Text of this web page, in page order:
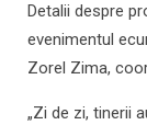
Detalii despre
evenimentul
Zorel Zima,
„Zi de zi, tinerii